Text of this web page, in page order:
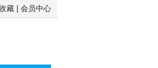
藏 会员中心